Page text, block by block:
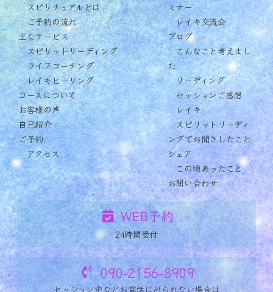
スピリチュアルとは
ご予約の流れ
主なサービス
スピリットリーディング
ライフコーチング
レイキヒーリング
コースについて
お客様の声
自己紹介
ご予約
アクセス
ミナー
レイキ交流会
ブログ
こんなこと考えまし
た
リーディング
セッションご感想
レイキ
スピリットリーディ
ングでお聞きしたこと
シェア
この頃あったこと
お問い合わせ
WEB予約
24時間受付
090-2156-8909
セッション中などお電話に出られない場合は